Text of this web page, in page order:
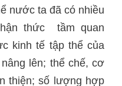
nước ta đã có nhiều
thức tầm quan
kinh tế tập thể của
lên; thể chế, cơ
thiện; số lượng hợp